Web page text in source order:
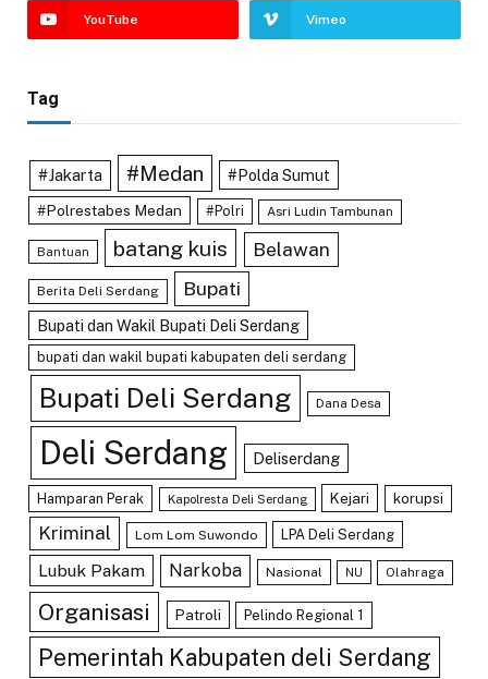
YouTube Vimeo
Tag
#Jakarta #Medan #Polda Sumut
#Polrestabes Medan #Polri Asri Ludin Tambunan
Bantuan batang kuis Belawan
Berita Deli Serdang Bupati
Bupati dan Wakil Bupati Deli Serdang
bupati dan wakil bupati kabupaten deli serdang
Bupati Deli Serdang Dana Desa
Deli Serdang Deliserdang
Hamparan Perak Kapolresta Deli Serdang Kejari korupsi
Kriminal Lom Lom Suwondo LPA Deli Serdang
Lubuk Pakam Narkoba Nasional NU Olahraga
Organisasi Patroli Pelindo Regional 1
Pemerintah Kabupaten deli Serdang